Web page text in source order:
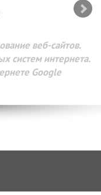
веб-сайтов.
систем интернета.
Google